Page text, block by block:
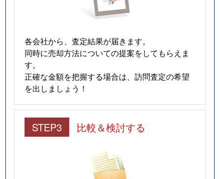
各会社から、査定結果が届きます。
同時に売却方法についての提案をしてもらえま
す。
正確な金額を把握する場合は、訪問査定の希望
を出しましょう！
STEP3 比較＆検討する